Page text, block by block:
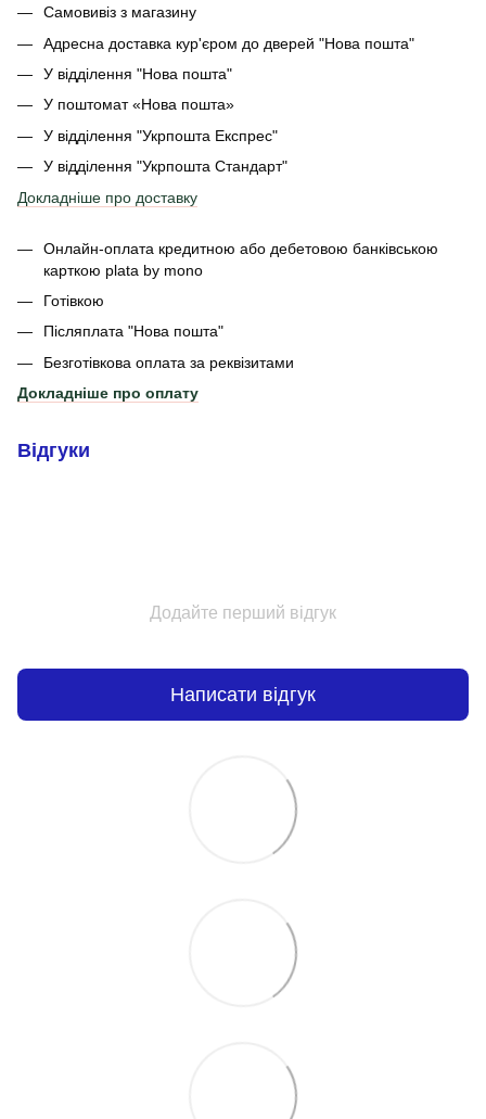
Самовивіз з магазину
Адресна доставка кур'єром до дверей "Нова пошта"
У відділення "Нова пошта"
У поштомат «Нова пошта»
У відділення "Укрпошта Експрес"
У відділення "Укрпошта Стандарт"
Докладніше про доставку
Онлайн-оплата кредитною або дебетовою банківською
карткою plata by mono
Готівкою
Післяплата "Нова пошта"
Безготівкова оплата за реквізитами
Докладніше про оплату
Відгуки
Додайте перший відгук
Написати відгук